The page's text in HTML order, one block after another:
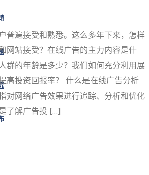
普遍接受和熟悉。这么多年下来，怎样
网站接受？在线广告的主力内容是什
群的年龄是多少？我们如何充分利用展
高投资回报率？ 什么是在线广告分析
对网络广告效果进行追踪、分析和优化
了解广告投 […]